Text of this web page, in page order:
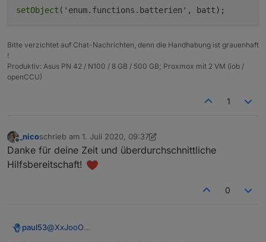
setObject
Bitte verzichtet auf Chat-Nachrichten, denn die Handhabung ist grauenhaft
!
Produktiv: Asus PN 42 / N100 / 8 GB / 500 GB; Proxmox mit 2 VM (iob /
openCCU)
1
Offline
_nicoschrieb am 1. Juli 2020, 09:37
zuletzt editiert von _nico7. Jan. 2020, 11:38
Danke für deine Zeit und überdurchschnittliche
Hilfsbereitschaft!
0
paul53@XxJooO